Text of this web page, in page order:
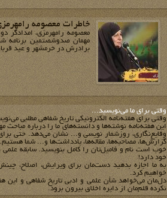
خاطرات معصومه
معصومه رامهرمزی، امدادگر
مهمان صدوشصتمین برنامه
برادرش در خرمشهر و عید
وقتي براي ما مي‌نويسيد...
وقتي براي هفته‌نامه الکترونيکي تاريخ شفاهي مطلبي
اين هفته‌نامه نوشته‌ها و دانسته‌هاي ما را درباره مباحث
وقايع‌نگاري، روزشمار نويسي و... نشان مي‌دهد. حتي
گزارش‌ها، مصاحبه‌ها، مقاله‌ها، يادداشت‌ها و... شما هستيم.
خوب است نام و فاميل‌تان را کامل بنويسيد. سابقه علمي
خود دارد!
به ما اجازه بدهيد دست‌مان براي ويرايش، اصلاح،
خواهيم کرد.
دل‌مان مي‌خواهد شأن علمي و ادبي تاريخ شفاهي و اين
نکرده قلم‌مان از دايره اخلاق بيرون برود.